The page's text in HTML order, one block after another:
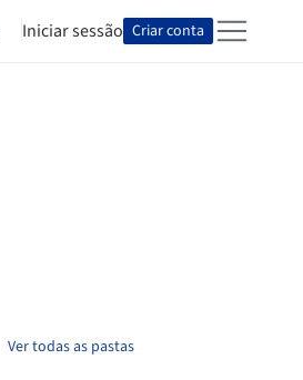
Iniciar sessão Criar conta
Ver todas as pastas